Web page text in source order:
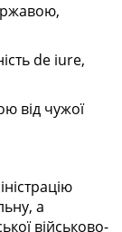
de iure,
від чужої
а
військово-